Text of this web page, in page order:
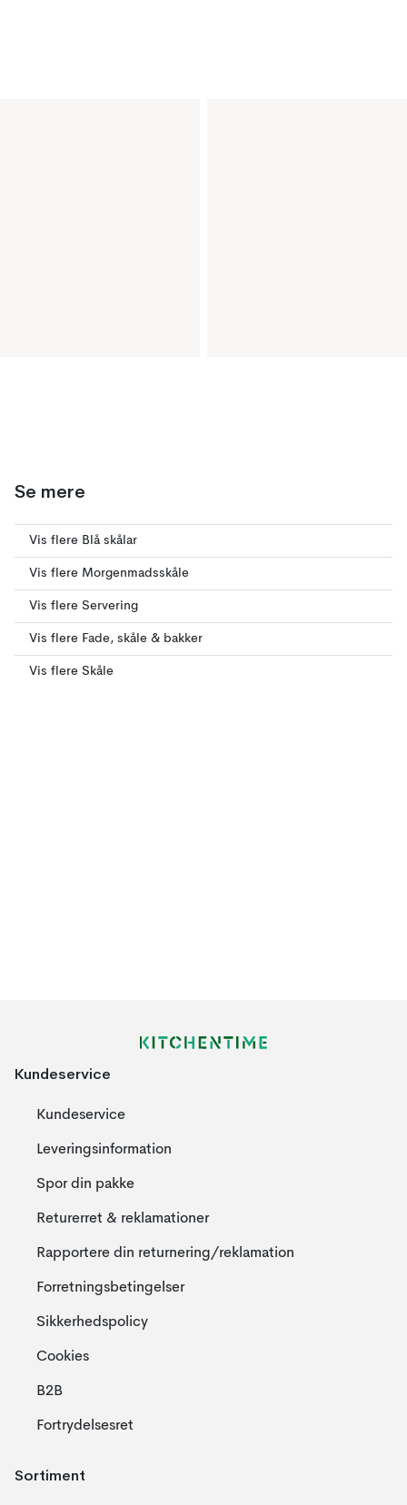
Se mere
Vis flere Blå skålar
Vis flere Morgenmadsskåle
Vis flere Servering
Vis flere Fade, skåle & bakker
Vis flere Skåle
Kundeservice
Kundeservice
Leveringsinformation
Spor din pakke
Returerret & reklamationer
Rapportere din returnering/reklamation
Forretningsbetingelser
Sikkerhedspolicy
Cookies
B2B
Fortrydelsesret
Sortiment